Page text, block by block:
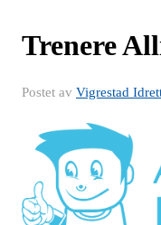
Trenere
Postet av Vigrestad